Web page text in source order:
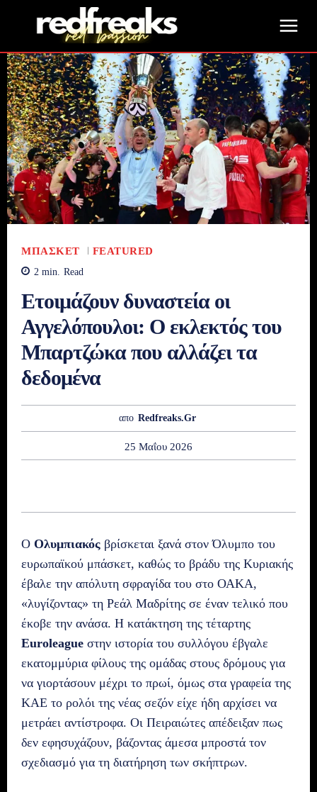
ΜΠΆΣΚΕΤ FEATURED
2 min. Read
Ετοιμάζουν δυναστεία οι
Αγγελόπουλοι: Ο εκλεκτός του
Μπαρτζώκα που αλλάζει τα
δεδομένα
απο Redfreaks.gr
25 Μαΐου 2026
Ο Ολυμπιακός βρίσκεται ξανά στον Όλυμπο του
ευρωπαϊκού μπάσκετ, καθώς το βράδυ της Κυριακής
έβαλε την απόλυτη σφραγίδα του στο ΟΑΚΑ,
«λυγίζοντας» τη Ρεάλ Μαδρίτης σε έναν τελικό που
έκοβε την ανάσα. Η κατάκτηση της τέταρτης
Euroleague στην ιστορία του συλλόγου έβγαλε
εκατομμύρια φίλους της ομάδας στους δρόμους για
να γιορτάσουν μέχρι το πρωί, όμως στα γραφεία της
ΚΑΕ το ρολόι της νέας σεζόν είχε ήδη αρχίσει να
μετράει αντίστροφα. Οι Πειραιώτες απέδειξαν πως
δεν εφησυχάζουν, βάζοντας άμεσα μπροστά τον
σχεδιασμό για τη διατήρηση των σκήπτρων.